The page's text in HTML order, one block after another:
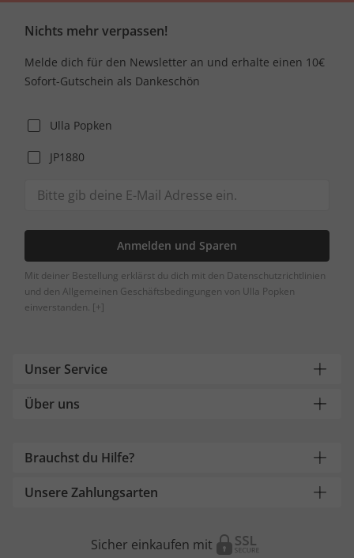
Nichts mehr verpassen!
Melde dich für den Newsletter an und erhalte einen 10€
Sofort-Gutschein als Dankeschön
Ulla Popken
JP1880
Anmelden und Sparen
Mit deiner Bestellung erklärst du dich mit den Datenschutzrichtlinien
und den Allgemeinen Geschäftsbedingungen von Ulla Popken
einverstanden. [+]
Unser Service
Über uns
Brauchst du Hilfe?
Unsere Zahlungsarten
Sicher einkaufen mit